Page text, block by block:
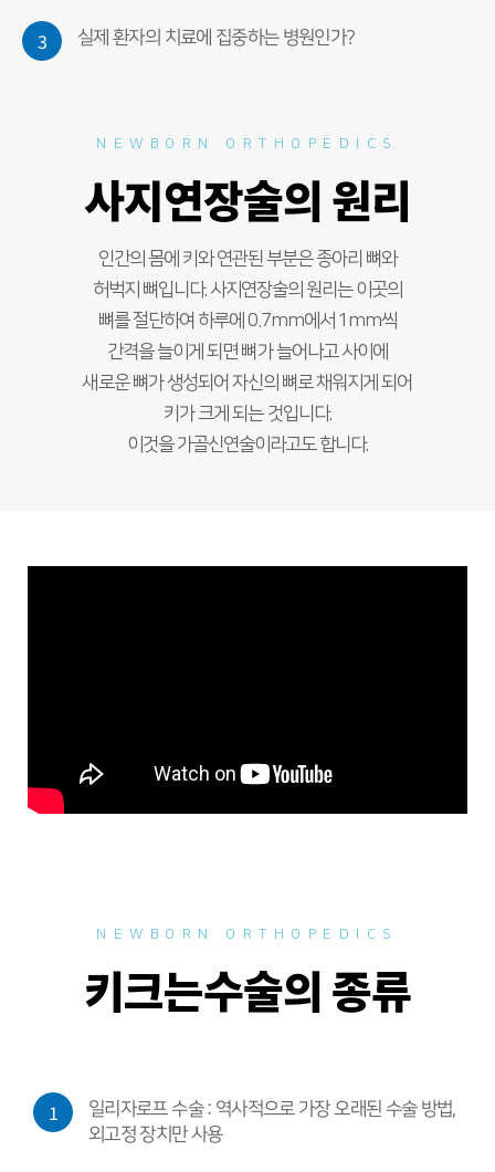
3 실제 환자의 치료에 집중하는 병원인가?
NEWBORN ORTHOPEDICS
사지연장술의 원리
인간의 몸에 키와 연관된 부분은 종아리 뼈와
허벅지 뼈입니다. 사지연장술의 원리는 이곳의
뼈를 절단하여 하루에 0.7mm에서 1mm씩
간격을 늘이게 되면 뼈가 늘어나고 사이에
새로운 뼈가 생성되어 자신의 뼈로 채워지게 되어
키가 크게 되는 것입니다.
이것을 가골신연술이라고도 합니다.
NEWBORN ORTHOPEDICS
키크는수술의 종류
1
일리자로프 수술 : 역사적으로 가장 오래된 수술 방법,
외고정 장치만 사용